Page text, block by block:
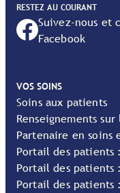
RESTEZ AU COURANT
Suivez-nous et
Facebook
VOS SOINS
Soins aux patients
Renseignements
Partenaire en soins
Portail des patients
Portail des patients
Portail des patients